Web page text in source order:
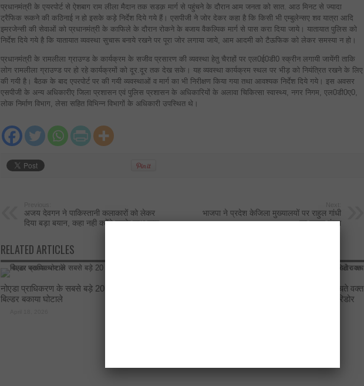
प्रधानमंत्री के एयरपोर्ट से ऐशबाग राम लीला मैदान तक सडक़ मार्ग से पहुंचने के दौरान आम जनता को सात. आठ मिनट से ज्यादा
ट्रैफिक रूकने की कठिनाई न हो इसके कड़े निर्देश दिये गये हैं। एसपीजी ने जोर देकर कहा है कि किसी भी एम्बुलेन्सए शव यात्रा आदि
इमरजेन्सी की सेवाओं को प्रधानमंत्री के काफिले के दौरान रोकने के बजाय वैकल्पिक मार्ग से पास करा दिया जाये। यातायात पुलिस को
निर्देश दिये गये है कि यातायात व्यवस्था सुचारू बनाये रखने पर पूरा जोर लगाया जाये, आम आदमी को टैऊफिक को लेकर समस्या न हो।
प्रधानमंत्री के रामलीला ग्राउण्ड के कार्यक्रम के सजीव प्रसारण की व्यवस्था हेतु चैराहों पर एल0ई0डी0 स्क्रीन लगायी जायेंगी ताकि
लोग रामलीला ग्राउण्ड पर हो रहे कार्यक्रमों को दूर.दूर तक देख सके। यह व्यवस्था कार्यक्रम स्थल पर भीड़ को नियंत्रित रखने के लिए
की गयी है। बैठक के बाद एपरपोर्ट पर की गयी व्यवस्थाओं व मार्ग का भी निरीक्षण किया गया तथा आवश्यक निर्देश दिये गये। इस अवसर
एसपीजी के अन्य अधिकारीए जिला प्रशासन एवं पुलिस प्रशासन के अधिकारियों के अलावा चिकित्सा स्वास्थ्य, नगर निगम, एल0डी0ए0,
लोक निर्माण विभाग, लेसा सहित विभिन्न विभागों के अधिकारी उपस्थित थे।
अजय देवगन ने पाकिस्तानी कलाकारों को लेकर
दिया बड़ा बयान, कहा नही करेंगे उनके साथ काम
भाजपा ने प्रदेश केजिला मुख्यालयों पर राहुल गांधी
का पुतला फूंका
RELATED ARTICLES
नोएडा प्राधिकरण के सबसे बड़े 20
बिल्डर बकाया घोटाले
विकास योजनाओं का खाका खींचते वक्त
दिल्ली-देहरादून इकोनॉमिक कॉरिडोर